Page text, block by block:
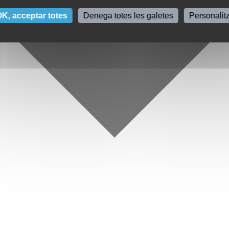
acceptar totes Denega totes les galetes